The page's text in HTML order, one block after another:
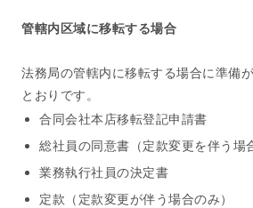
管轄内区域に移転する場合
法務局の管轄内に移転する場合に準備
とおりです。
合同会社本店移転登記申請書
総社員の同意書（定款変更を伴う場
業務執行社員の決定書
定款（定款変更が伴う場合のみ）